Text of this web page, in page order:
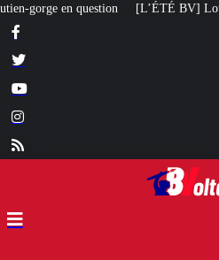
Louvre Nouvelle Renaissance : le